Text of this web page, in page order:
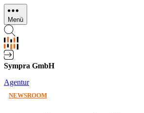
Direkt
zum
Inhalt
Menü
Sympra GmbH
Agentur
NEWSROOM